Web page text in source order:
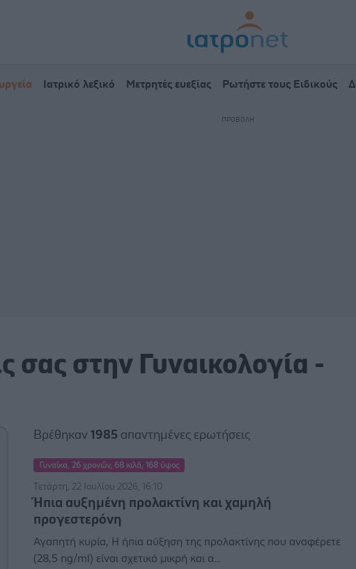
Ιατρικό λεξικό Μετρητές ευεξίας Ρωτήστε τους Ειδικούς
σας στην Γυναικολογία -
Βρέθηκαν1985 απαντημένες ερωτήσεις
Γυναίκα, 26 χρονών, 68 κιλά, 168 ύψος
Τετάρτη, 22 Ιουλίου 2026, 16:10
Ήπια αυξημένη προλακτίνη και χαμηλή
προγεστερόνη
Αγαπητή κυρία, Η ήπια αύξηση της προλακτίνης που αναφέρετε
(28,5 ng/ml) είναι σχετικά μικρή και α...